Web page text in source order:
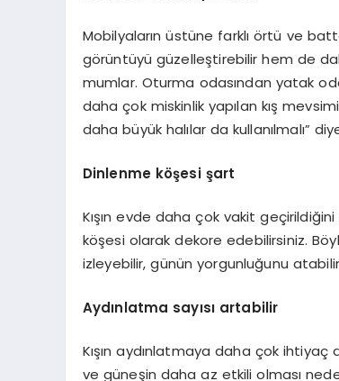
Mobilyaların üstüne farklı örtü ve
görüntüyü güzelleştirebilir hem de
mumlar. Oturma odasından yatak
daha çok miskinlik yapılan kış
daha büyük halılar da kullanılmalı”
Dinlenme köşesi şart
Kışın evde daha çok vakit geçirildiğini
köşesi olarak dekore edebilirsiniz.
izleyebilir, günün yorgunluğunu
Aydınlatma sayısı artabilir
Kışın aydınlatmaya daha çok
ve güneşin daha az etkili olması